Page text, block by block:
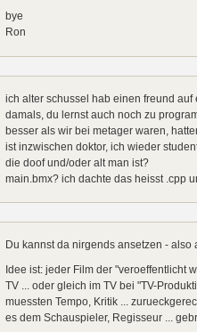
bye
Ron
ich alter schussel hab einen freund
damals, du lernst auch noch zu
besser als wir bei metager waren,
ist inzwischen doktor, ich wieder
die doof und/oder alt man ist?
main.bmx? ich dachte das heisst .cpp
Du kannst da nirgends ansetzen -
Idee ist: jeder Film der "veroeffentlicht
TV ... oder gleich im TV bei "TV-
muessten Tempo, Kritik ...
es dem Schauspieler, Regisseur ...